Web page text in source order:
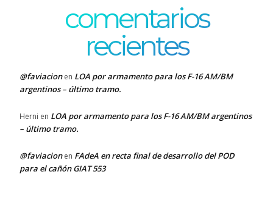
comentarios
recientes
@faviacionen LOA por armamento para los F-16 AM/BM
argentinos – último tramo.
Herni en LOA por armamento para los F-16 AM/BM argentinos
– último tramo.
@faviacionen FAdeA en recta final de desarrollo del POD
para el cañón GIAT 553